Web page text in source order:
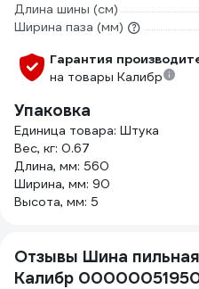
Длина шины (см)
Ширина паза (мм)
Гарантия
на товары Калибр
Упаковка
Единица товара: Штука
Вес, кг: 0.67
Длина, мм: 560
Ширина, мм: 90
Высота, мм: 5
Отзывы Шина
Калибр